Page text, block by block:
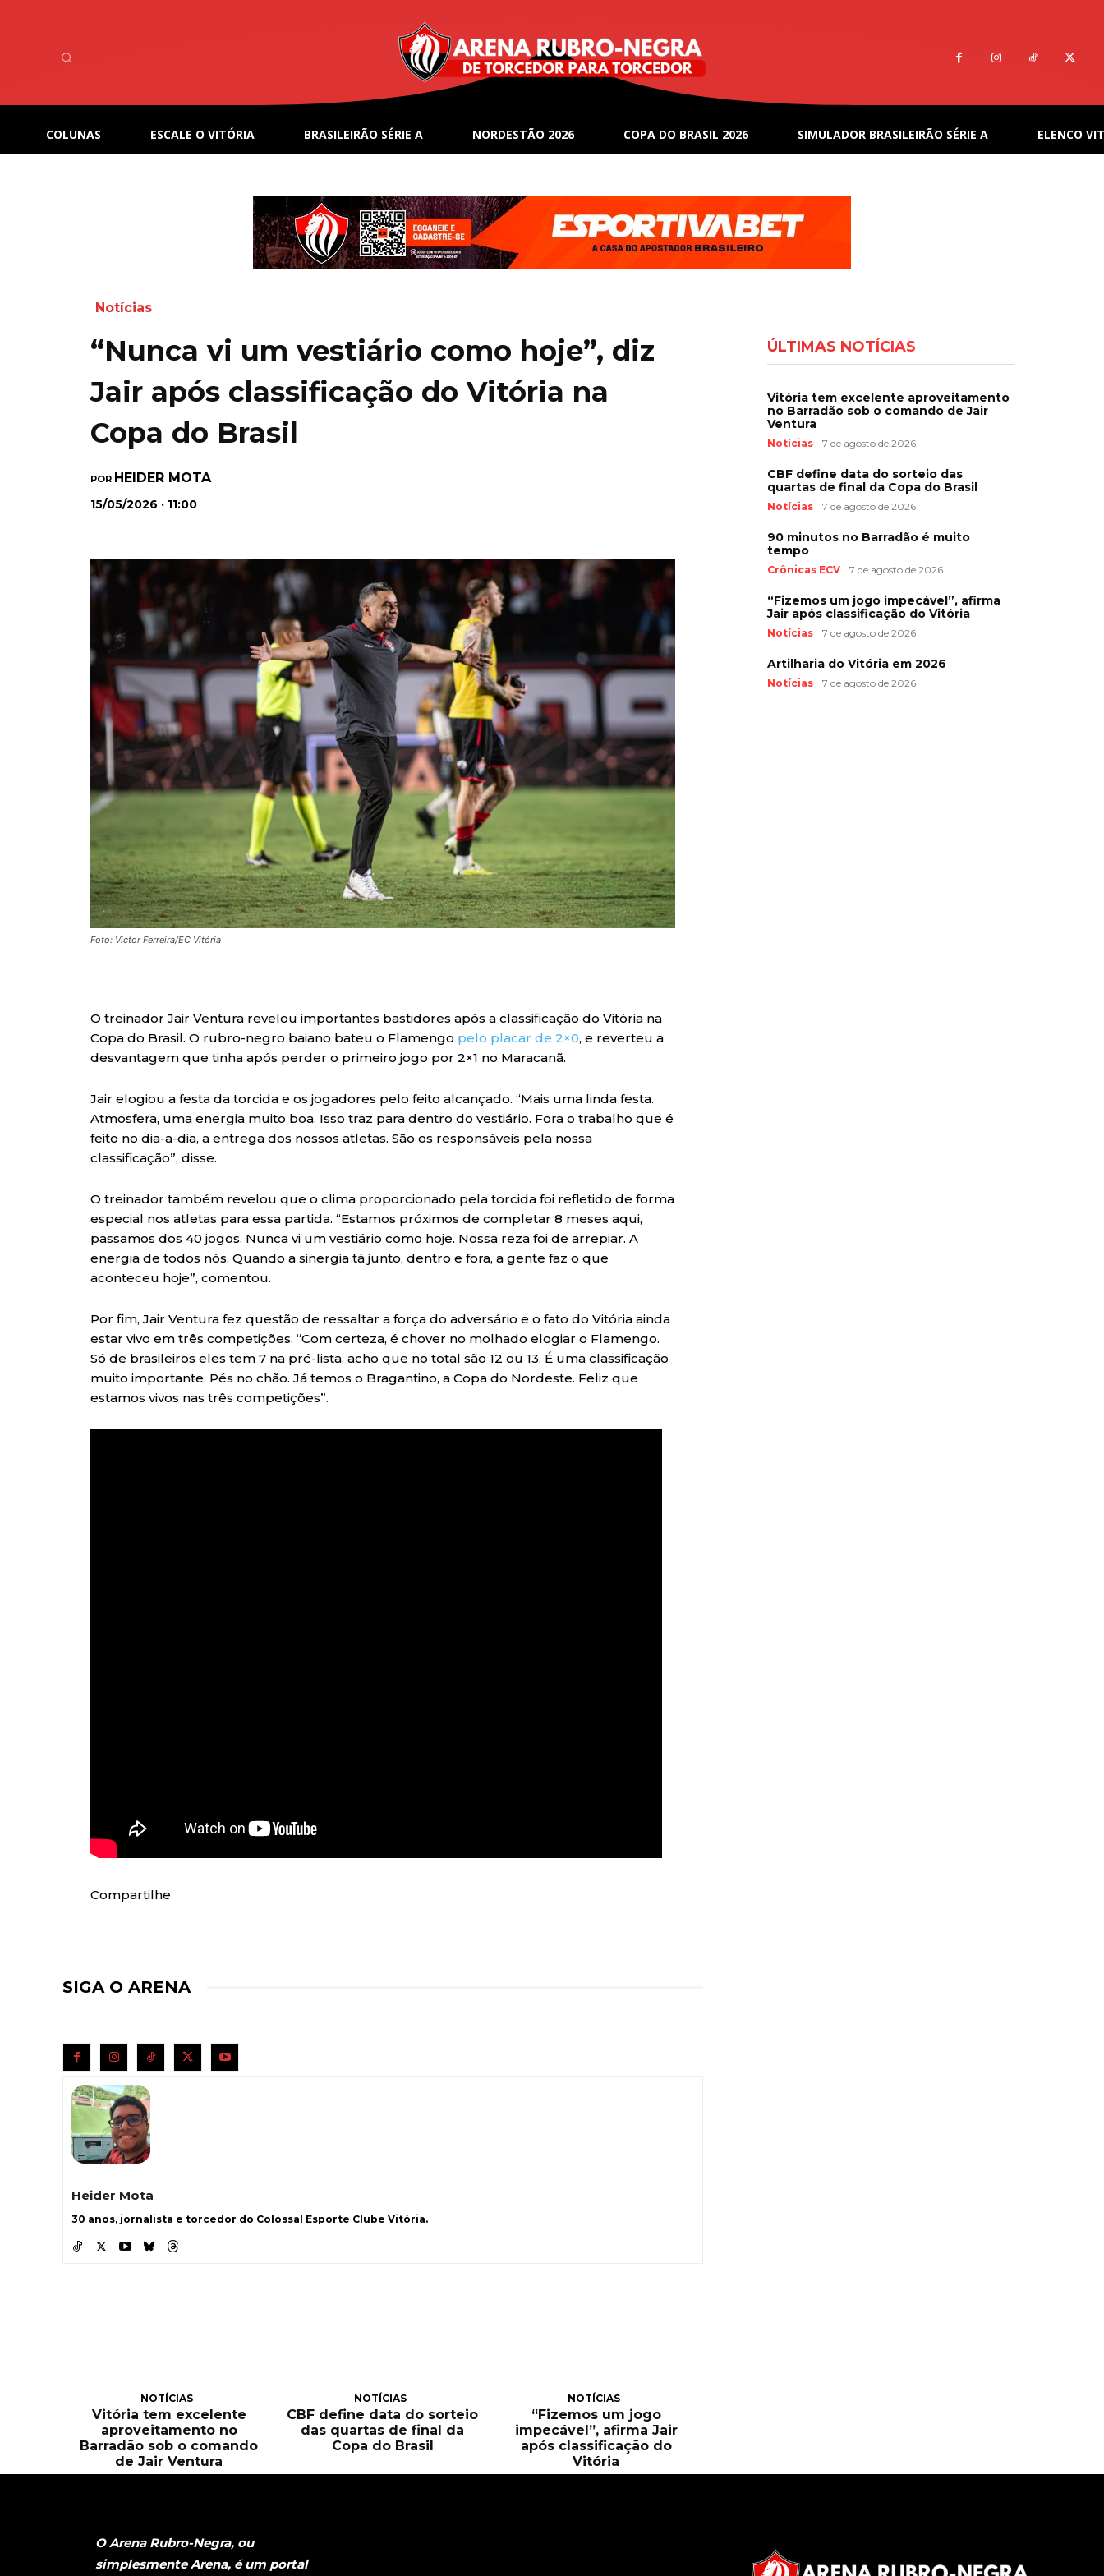
COLUNAS ESCALE O VITÓRIA BRASILEIRÃO SÉRIE A NORDESTÃO 2026 COPA DO BRASIL 2026 SIMULADOR BRASILEIRÃO SÉRIE A ELENCO
Notícias
“Nunca vi um vestiário como hoje”, diz
Jair após classificação do Vitória na
Copa do Brasil
POR HEIDER MOTA
15/05/2026 · 11:00
Foto: Victor Ferreira/EC Vitória
O treinador Jair Ventura revelou importantes bastidores após a classificação do Vitória na
Copa do Brasil. O rubro-negro baiano bateu o Flamengo pelo placar de 2×0, e reverteu a
desvantagem que tinha após perder o primeiro jogo por 2×1 no Maracanã.
Jair elogiou a festa da torcida e os jogadores pelo feito alcançado. “Mais uma linda festa.
Atmosfera, uma energia muito boa. Isso traz para dentro do vestiário. Fora o trabalho que é
feito no dia-a-dia, a entrega dos nossos atletas. São os responsáveis pela nossa
classificação”, disse.
O treinador também revelou que o clima proporcionado pela torcida foi refletido de forma
especial nos atletas para essa partida. “Estamos próximos de completar 8 meses aqui,
passamos dos 40 jogos. Nunca vi um vestiário como hoje. Nossa reza foi de arrepiar. A
energia de todos nós. Quando a sinergia tá junto, dentro e fora, a gente faz o que
aconteceu hoje”, comentou.
Por fim, Jair Ventura fez questão de ressaltar a força do adversário e o fato do Vitória ainda
estar vivo em três competições. “Com certeza, é chover no molhado elogiar o Flamengo.
Só de brasileiros eles tem 7 na pré-lista, acho que no total são 12 ou 13. É uma classificação
muito importante. Pés no chão. Já temos o Bragantino, a Copa do Nordeste. Feliz que
estamos vivos nas três competições”.
Compartilhe
SIGA O ARENA
Heider Mota
30 anos, jornalista e torcedor do Colossal Esporte Clube Vitória.
NOTÍCIAS
Vitória tem excelente
aproveitamento no
Barradão sob o comando
de Jair Ventura
NOTÍCIAS
CBF define data do sorteio
das quartas de final da
Copa do Brasil
NOTÍCIAS
“Fizemos um jogo
impecável”, afirma Jair
após classificação do
Vitória
ÚLTIMAS NOTÍCIAS
Vitória tem excelente aproveitamento
no Barradão sob o comando de Jair
Ventura
Notícias 7 de agosto de 2026
CBF define data do sorteio das
quartas de final da Copa do Brasil
Notícias 7 de agosto de 2026
90 minutos no Barradão é muito
tempo
Crônicas ECV 7 de agosto de 2026
“Fizemos um jogo impecável”, afirma
Jair após classificação do Vitória
Notícias 7 de agosto de 2026
Artilharia do Vitória em 2026
Notícias 7 de agosto de 2026
O Arena Rubro-Negra, ou
simplesmente Arena, é um portal